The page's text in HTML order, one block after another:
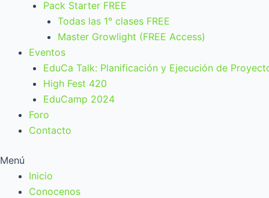
Pack Starter FREE
Todas las 1° clases FREE
Master Growlight (FREE Access)
Eventos
EduCa Talk: Planificación y Ejecución de
High Fest 420
EduCamp 2024
Foro
Contacto
Menú
Inicio
Conocenos